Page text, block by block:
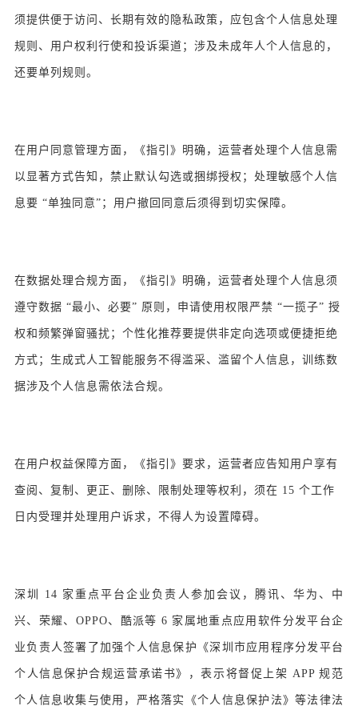
须提供便于访问、长期有效的隐私政策，应包含个人信息处理
规则、用户权利行使和投诉渠道；涉及未成年人个人信息的，
还要单列规则。
在用户同意管理方面，《指引》明确，运营者处理个人信息需
以显著方式告知，禁止默认勾选或捆绑授权；处理敏感个人信
息要 “单独同意”；用户撤回同意后须得到切实保障。
在数据处理合规方面，《指引》明确，运营者处理个人信息须
遵守数据 “最小、必要” 原则，申请使用权限严禁 “一揽子” 授
权和频繁弹窗骚扰；个性化推荐要提供非定向选项或便捷拒绝
方式；生成式人工智能服务不得滥采、滥留个人信息，训练数
据涉及个人信息需依法合规。
在用户权益保障方面，《指引》要求，运营者应告知用户享有
查阅、复制、更正、删除、限制处理等权利，须在 15 个工作
日内受理并处理用户诉求，不得人为设置障碍。
深圳 14 家重点平台企业负责人参加会议，腾讯、华为、中
兴、荣耀、OPPO、酷派等 6 家属地重点应用软件分发平台企
业负责人签署了加强个人信息保护《深圳市应用程序分发平台
个人信息保护合规运营承诺书》，表示将督促上架 APP 规范
个人信息收集与使用，严格落实《个人信息保护法》等法律法